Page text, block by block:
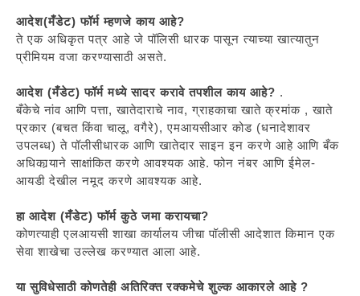
आदेश(मँडेट) फॉर्म म्हणजे काय आहे?
ते एक अधिकृत पत्र आहे जे पॉलिसी धारक पासून त्याच्या खात्यातुन
प्रीमियम वजा करण्यासाठी असते.
आदेश (मँडेट) फॉर्म मध्ये सादर करावे तपशील काय आहे? .
बँकेचे नांव आणि पत्ता, खातेदाराचे नाव, ग्राहकाचा खाते क्रमांक , खाते
प्रकार (बचत किंवा चालू, वगैरे), एमआयसीआर कोड (धनादेशावर
उपलब्ध) ते पॉलीसीधारक आणि खातेदार साइन इन करणे आहे आणि बँक
अधिकार्‍याने साक्षांकित करणे आवश्यक आहे. फोन नंबर आणि ईमेल-
आयडी देखील नमूद करणे आवश्यक आहे.
हा आदेश (मँडेट) फॉर्म कुठे जमा करायचा?
कोणत्याही एलआयसी शाखा कार्यालय जीचा पॉलीसी आदेशात किमान एक
सेवा शाखेचा उल्लेख करण्यात आला आहे.
या सुविधेसाठी कोणतेही अतिरिक्त रक्कमेचे शुल्क आकारले आहे ?